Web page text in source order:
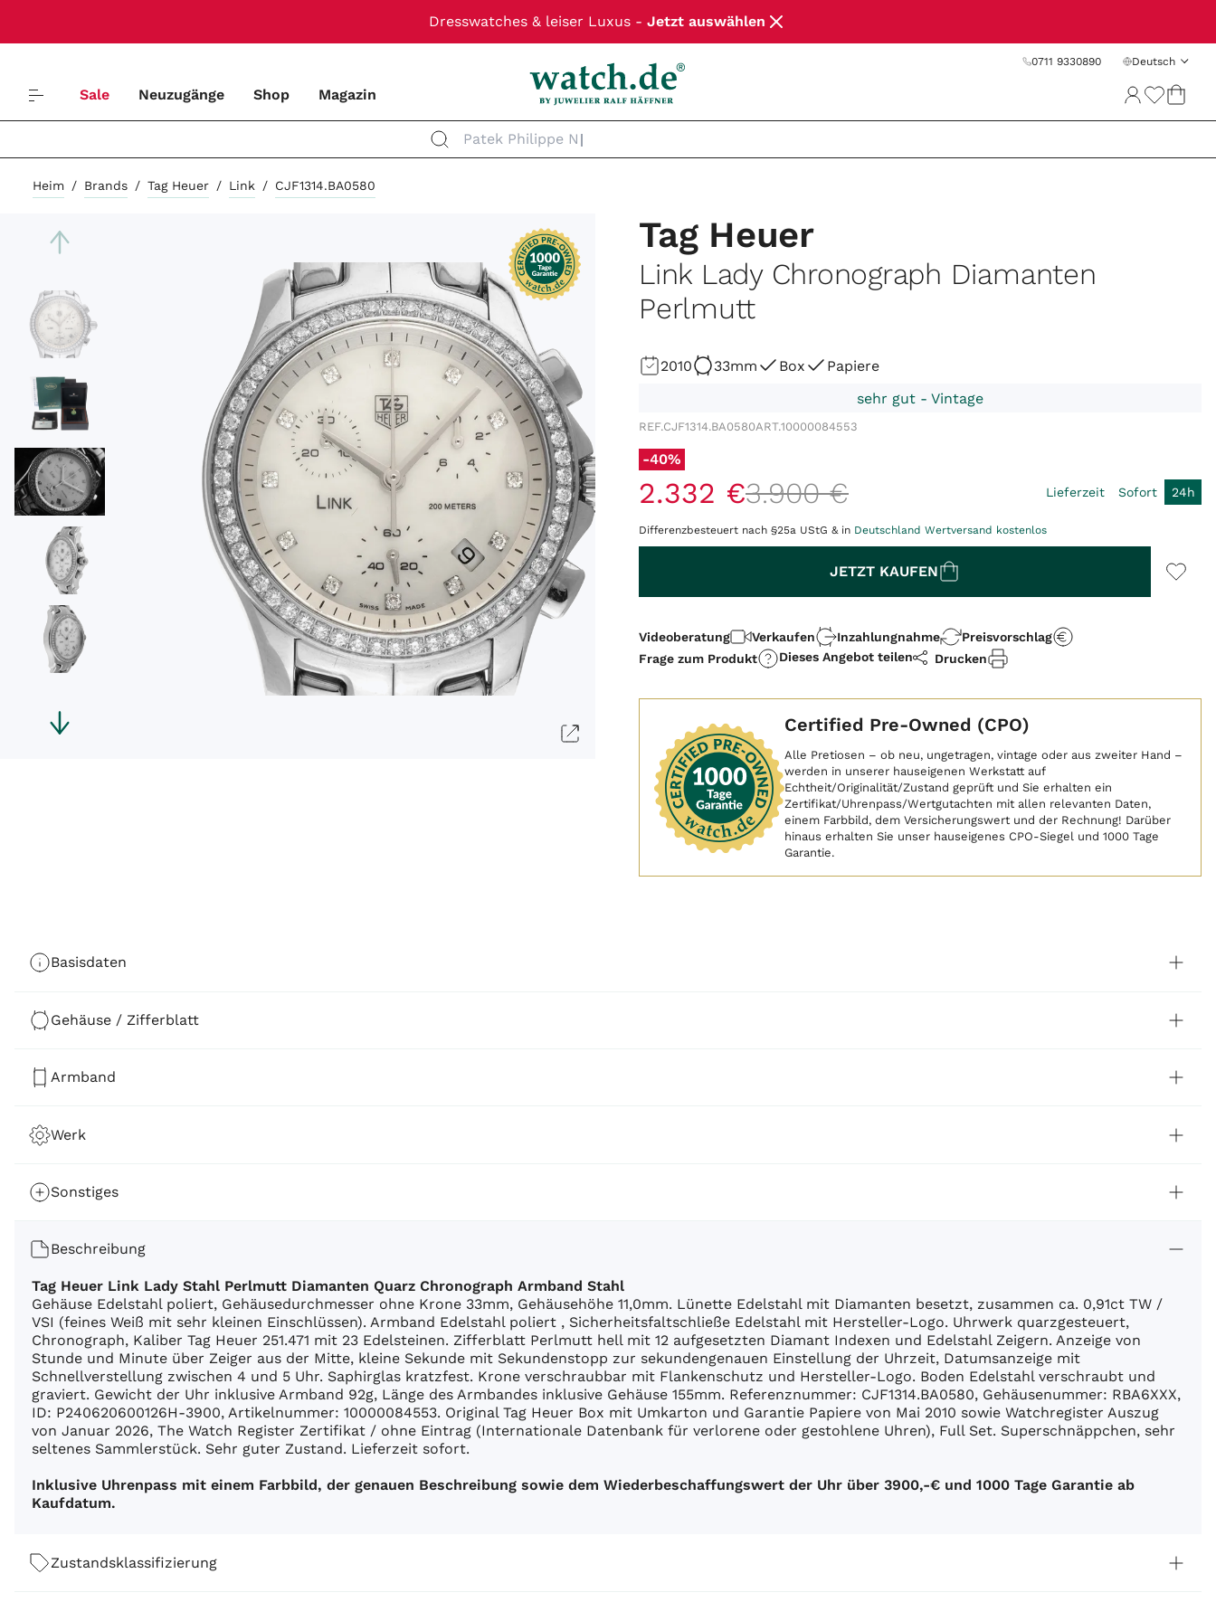
Dresswatches & leiser Luxus - Jetzt auswählen
0711 9330890 Deutsch
Sale Neuzugänge Shop Magazin
Patek Philippe N
Heim / Brands / Tag Heuer / Link / CJF1314.BA0580
Tag Heuer
Link Lady Chronograph Diamanten
Perlmutt
2010 33mm Box
Papiere
sehr gut - Vintage
REF.CJF1314.BA0580ART.10000084553
-40%
2.332 €3.900 € Lieferzeit Sofort 24h
Differenzbesteuert nach §25a UStG & in Deutschland Wertversand kostenlos
JETZT KAUFEN
Videoberatung Verkaufen Inzahlungnahme
Preisvorschlag
Frage zum Produkt
Dieses Angebot teilen Drucken
Certified Pre-Owned (CPO)
Alle Pretiosen – ob neu, ungetragen, vintage oder aus zweiter Hand –
werden in unserer hauseigenen Werkstatt auf
Echtheit/Originalität/Zustand geprüft und Sie erhalten ein
Zertifikat/Uhrenpass/Wertgutachten mit allen relevanten Daten,
einem Farbbild, dem Versicherungswert und der Rechnung! Darüber
hinaus erhalten Sie unser hauseigenes CPO-Siegel und 1000 Tage
Garantie.
Basisdaten
Gehäuse / Zifferblatt
Armband
Werk
Sonstiges
Beschreibung
Tag Heuer Link Lady Stahl Perlmutt Diamanten Quarz Chronograph Armband Stahl
Gehäuse Edelstahl poliert, Gehäusedurchmesser ohne Krone 33mm, Gehäusehöhe 11,0mm. Lünette Edelstahl mit Diamanten besetzt, zusammen ca. 0,91ct TW /
VSI (feines Weiß mit sehr kleinen Einschlüssen). Armband Edelstahl poliert , Sicherheitsfaltschließe Edelstahl mit Hersteller-Logo. Uhrwerk quarzgesteuert,
Chronograph, Kaliber Tag Heuer 251.471 mit 23 Edelsteinen. Zifferblatt Perlmutt hell mit 12 aufgesetzten Diamant Indexen und Edelstahl Zeigern. Anzeige von
Stunde und Minute über Zeiger aus der Mitte, kleine Sekunde mit Sekundenstopp zur sekundengenauen Einstellung der Uhrzeit, Datumsanzeige mit
Schnellverstellung zwischen 4 und 5 Uhr. Saphirglas kratzfest. Krone verschraubbar mit Flankenschutz und Hersteller-Logo. Boden Edelstahl verschraubt und
graviert. Gewicht der Uhr inklusive Armband 92g, Länge des Armbandes inklusive Gehäuse 155mm. Referenznummer: CJF1314.BA0580, Gehäusenummer: RBA6XXX,
ID: P240620600126H-3900, Artikelnummer: 10000084553. Original Tag Heuer Box mit Umkarton und Garantie Papiere von Mai 2010 sowie Watchregister Auszug
von Januar 2026, The Watch Register Zertifikat / ohne Eintrag (Internationale Datenbank für verlorene oder gestohlene Uhren), Full Set. Superschnäppchen, sehr
seltenes Sammlerstück. Sehr guter Zustand. Lieferzeit sofort.
Inklusive Uhrenpass mit einem Farbbild, der genauen Beschreibung sowie dem Wiederbeschaffungswert der Uhr über 3900,-€ und 1000 Tage Garantie ab
Kaufdatum.
Zustandsklassifizierung